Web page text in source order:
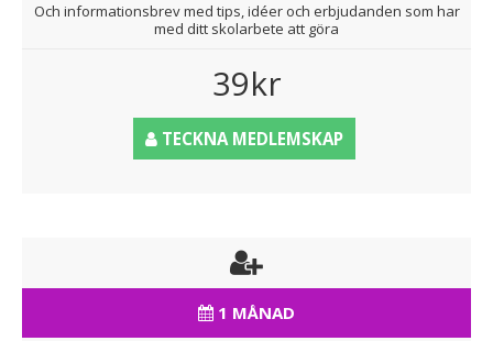
Och informationsbrev med tips, idéer och erbjudanden som har
med ditt skolarbete att göra
39kr
TECKNA MEDLEMSKAP
1 MÅNAD